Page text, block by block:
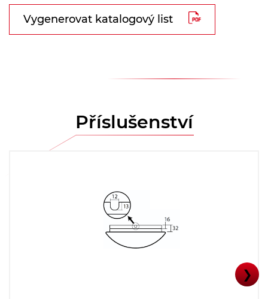
Vygenerovat katalogový list
Příslušenství
❯